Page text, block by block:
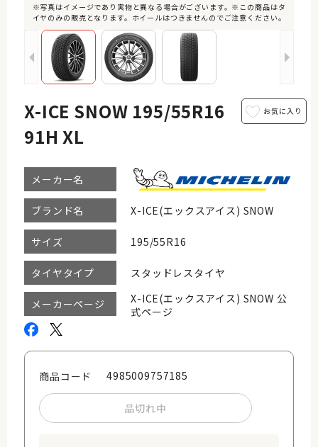
※写真はイメージであり実物と異なる場合がございます。※この商品はタ
イヤのみの販売となります。ホイールはつきませんのでご注意ください。
X-ICE SNOW 195/55R16
91H XL
メーカー名
ブランド名 X-ICE(エックスアイス) SNOW
サイズ 195/55R16
タイヤタイプ スタッドレスタイヤ
メーカーページ
X-ICE(エックスアイス) SNOW 公
式ページ
商品コード 4985009757185
品切れ中